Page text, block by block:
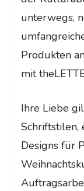
unterwegs,
Produkten
mit
Ihre Liebe
Schriftstilen,
Designs für